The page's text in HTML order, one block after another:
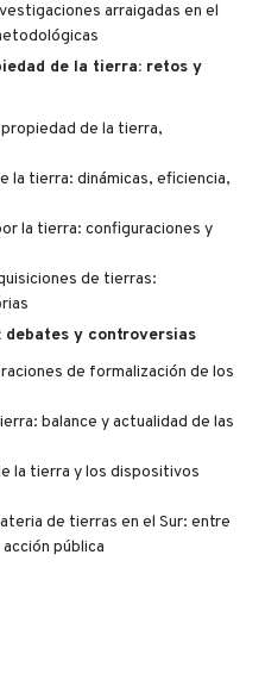
arraigadas en el
de la tierra: retos y
de la tierra,
la tierra: dinámicas, eficiencia,
la tierra: configuraciones y
de tierras:
y controversias
de formalización de los
balance y actualidad de las
la tierra y los dispositivos
de tierras en el Sur: entre
pública